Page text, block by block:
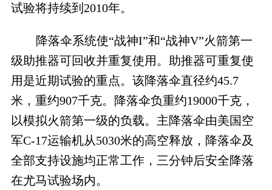
试验将持续到2010年。
降落伞系统使“战神I”和“战神V”火箭第一
级助推器可回收并重复使用。助推器可重复使
用是近期试验的重点。该降落伞直径约45.7
米，重约907千克。降落伞负重约19000千克，
以模拟火箭第一级的负载。主降落伞由美国空
军C-17运输机从5030米的高空释放，降落伞及
全部支持设施均正常工作，三分钟后安全降落
在尤马试验场内。